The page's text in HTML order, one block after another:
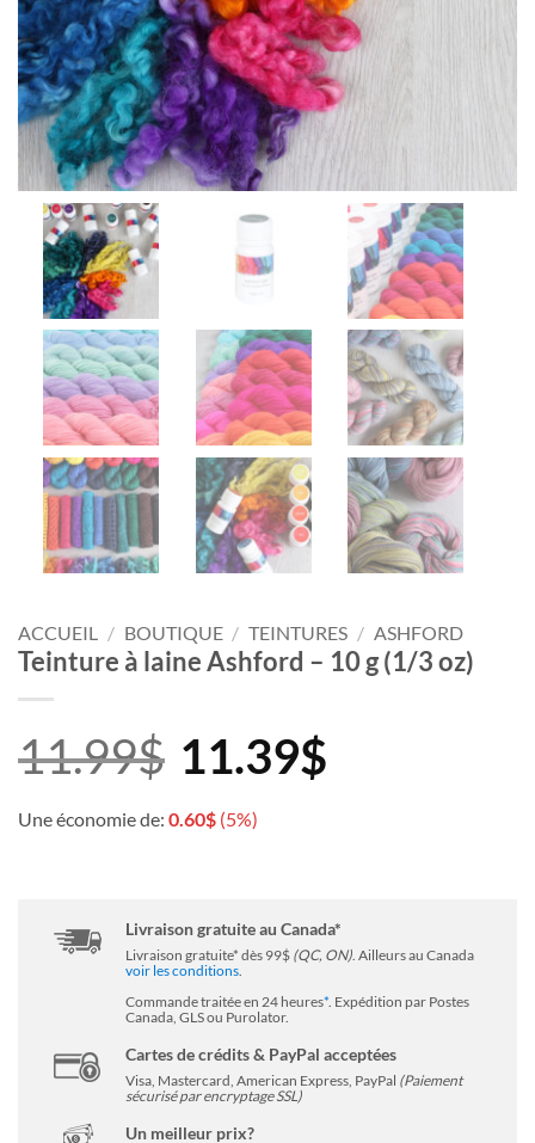
ACCUEIL / BOUTIQUE / TEINTURES / ASHFORD
Teinture à laine Ashford – 10 g (1/3 oz)
11.99$ 11.39$
Une économie de: 0.60$ (5%)
Livraison gratuite au Canada*
Livraison gratuite* dès 99$ (QC, ON). Ailleurs au Canada
voir les conditions.
Commande traitée en 24 heures*. Expédition par Postes
Canada, GLS ou Purolator.
Cartes de crédits & PayPal acceptées
Visa, Mastercard, American Express, PayPal (Paiement
sécurisé par encryptage SSL)
Un meilleur prix?